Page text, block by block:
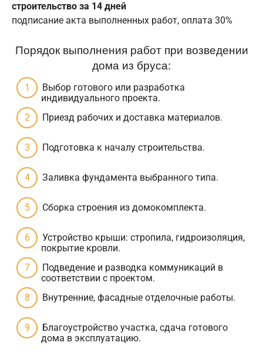
строительство за 14 дней
подписание акта выполненных работ, оплата 30%
Порядок выполнения работ при возведении
дома из бруса:
Выбор готового или разработка
индивидуального проекта.
Приезд рабочих и доставка материалов.
Подготовка к началу строительства.
Заливка фундамента выбранного типа.
Сборка строения из домокомплекта.
Устройство крыши: стропила, гидроизоляция,
покрытие кровли.
Подведение и разводка коммуникаций в
соответствии с проектом.
Внутренние, фасадные отделочные работы.
Благоустройство участка, сдача готового
дома в эксплуатацию.